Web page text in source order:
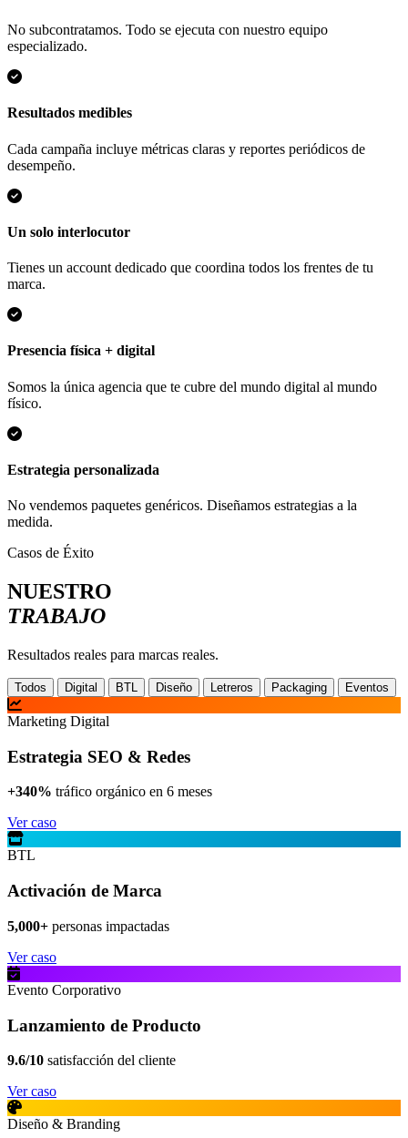
No subcontratamos. Todo se ejecuta con nuestro equipo
especializado.
Resultados medibles
Cada campaña incluye métricas claras y reportes periódicos de
desempeño.
Un solo interlocutor
Tienes un account dedicado que coordina todos los frentes de tu
marca.
Presencia física + digital
Somos la única agencia que te cubre del mundo digital al mundo
físico.
Estrategia personalizada
No vendemos paquetes genéricos. Diseñamos estrategias a la
medida.
Casos de Éxito
NUESTRO
TRABAJO
Resultados reales para marcas reales.
Todos Digital BTL Diseño Letreros Packaging Eventos
Marketing Digital
Estrategia SEO & Redes
+340% tráfico orgánico en 6 meses
Ver caso
BTL
Activación de Marca
5,000+ personas impactadas
Ver caso
Evento Corporativo
Lanzamiento de Producto
9.6/10 satisfacción del cliente
Ver caso
Diseño & Branding